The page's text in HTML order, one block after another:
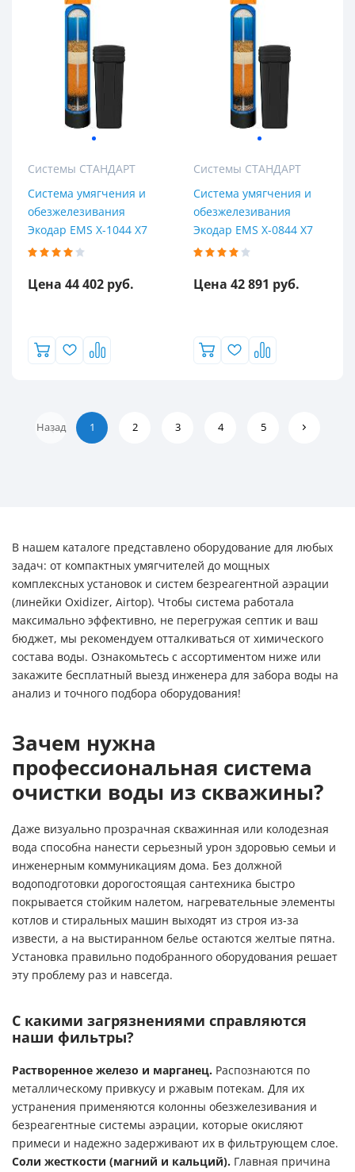
Системы СТАНДАРТ
Система умягчения и
обезжелезивания
Экодар EMS X-1044 X7
Цена 44 402 руб.
Системы СТАНДАРТ
Система умягчения и
обезжелезивания
Экодар EMS X-0844 X7
Цена 42 891 руб.
Назад 1 2 3 4 5
В нашем каталоге представлено оборудование для любых
задач: от компактных умягчителей до мощных
комплексных установок и систем безреагентной аэрации
(линейки Oxidizer, Airtop). Чтобы система работала
максимально эффективно, не перегружая септик и ваш
бюджет, мы рекомендуем отталкиваться от химического
состава воды. Ознакомьтесь с ассортиментом ниже или
закажите бесплатный выезд инженера для забора воды на
анализ и точного подбора оборудования!
Зачем нужна
профессиональная система
очистки воды из скважины?
Даже визуально прозрачная скважинная или колодезная
вода способна нанести серьезный урон здоровью семьи и
инженерным коммуникациям дома. Без должной
водоподготовки дорогостоящая сантехника быстро
покрывается стойким налетом, нагревательные элементы
котлов и стиральных машин выходят из строя из-за
извести, а на выстиранном белье остаются желтые пятна.
Установка правильно подобранного оборудования решает
эту проблему раз и навсегда.
С какими загрязнениями справляются
наши фильтры?
Растворенное железо и марганец. Распознаются по
металлическому привкусу и ржавым потекам. Для их
устранения применяются колонны обезжелезивания и
безреагентные системы аэрации, которые окисляют
примеси и надежно задерживают их в фильтрующем слое.
Соли жесткости (магний и кальций). Главная причина